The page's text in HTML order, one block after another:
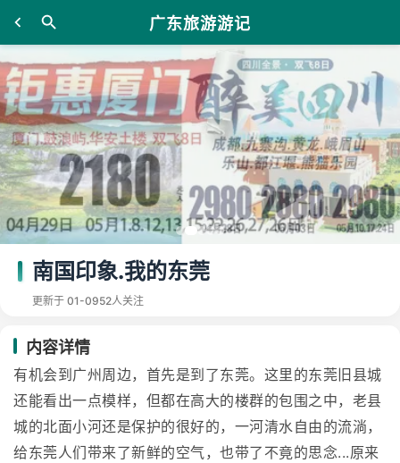
广东旅游游记
南国印象.我的东莞
更新于 01-0952人关注
内容详情
有机会到广州周边，首先是到了东莞。这里的东莞旧县城
还能看出一点模样，但都在高大的楼群的包围之中，老县
城的北面小河还是保护的很好的，一河清水自由的流淌，
给东莞人们带来了新鲜的空气，也带了不竟的思念...原来